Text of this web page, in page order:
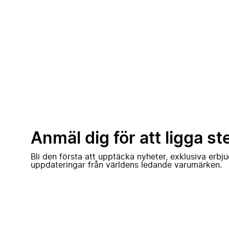
Anmäl dig för att ligga
Bli den första att upptäcka nyheter, exklusiva
uppdateringar från världens ledande varumärken.